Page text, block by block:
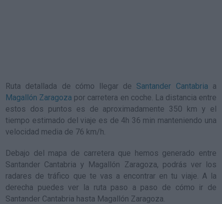
Ruta detallada de cómo llegar de Santander Cantabria a
Magallón Zaragoza por carretera en coche. La distancia entre
estos dos puntos es de aproximadamente 350 km y el
tiempo estimado del viaje es de 4h 36 min manteniendo una
velocidad media de 76 km/h.
Debajo del mapa de carretera que hemos generado entre
Santander Cantabria y Magallón Zaragoza, podrás ver los
radares de tráfico que te vas a encontrar en tu viaje. A la
derecha puedes ver la ruta paso a paso de cómo ir de
Santander Cantabria hasta Magallón Zaragoza.